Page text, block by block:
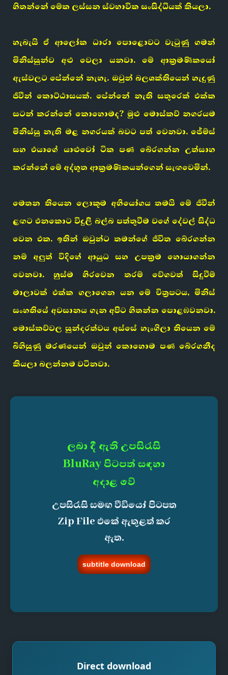
හිතන්නේ මේක ලස්සන ස්වභාවික සංසිද්ධියක් කියලා.
හැබැයි ඒ ආලෝක ධාරා පොළොවට වැටුණු ගමන්
මිනිස්සුන්ව අළු වෙලා යනවා. මේ ආක්‍රමණිකයෝ
ඇස්වලට පේන්නේ නැහැ. ඔවුන් බලශක්තියෙන් හැදුණු
ජීවීන් කොට්ඨාසයක්. පේන්නේ නැති සතුරෙක් එක්ක
සටන් කරන්නේ කොහොමද? මුළු මොස්කව් නගරයම
මිනිස්සු නැති මළ නගරයක් බවට පත් වෙනවා. ජේම්ස්
සහ එයාගේ යාළුවෝ ටික පණ බේරගන්න උත්සාහ
කරන්නේ මේ අද්භූත ආක්‍රමණිකයන්ගෙන් සැඟවෙමින්.
මෙතන තියෙන ලොකුම අභියෝගය තමයි මේ ජීවීන්
ළඟට එනකොට විදුලි බල්බ පත්තුවීම වගේ දේවල් සිද්ධ
වෙන එක. ඉතින් ඔවුන්ට තමන්ගේ ජීවිත බේරගන්න
නම් අලුත් විදිහේ ආයුධ සහ උපක්‍රම හොයාගන්න
වෙනවා. හුස්ම හිරවෙන තරම් වේගවත් සිදුවීම්
මාලාවක් එක්ක ගලාගෙන යන මේ චිත්‍රපටය, මිනිස්
සංහතියේ අවසානය ගැන අපිට හිතන්න පොළඹවනවා.
මොස්කව්වල සුන්දරත්වය අස්සේ හැංගිලා තියෙන මේ
බිහිසුණු මරණයෙන් ඔවුන් කොහොම පණ බේරගනීද
කියලා බලන්නම වටිනවා.
ලබා දී ඇති උපසිරැසි
BluRay පිටපත් සඳහා
අදාළ වේ
උපසිරැසි සමඟ වීඩියෝ පිටපත
Zip File එකේ ඇතුළත් කර
ඇත.
subtitle download
Direct download